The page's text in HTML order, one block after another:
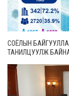
СОЁЛЫН
ТАНИЛЦУУЛЖ